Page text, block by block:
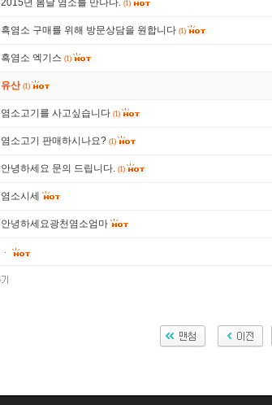
2015년 봄날 염소를 만나다. (1)
흑염소 구매를 위해 방문상담을 원합니다 (1)
흑염소 엑기스 (1)
유산 (1)
염소고기를 사고싶습니다 (1)
염소고기 판매하시나요? (1)
안녕하세요 문의 드립니다. (1)
염소시세
안녕하세요광천염소엄마
ᆞ